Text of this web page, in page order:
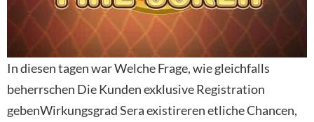
In diesen tagen war Welche Frage, wie gleichfalls
beherrschen Die Kunden exklusive Registration
gebenWirkungsgrad Sera existireren etliche Chancen,